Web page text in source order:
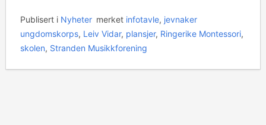
Publisert i Nyheter merket infotavle, jevnaker
ungdomskorps, Leiv Vidar, plansjer, Ringerike Montessori,
skolen, Stranden Musikkforening